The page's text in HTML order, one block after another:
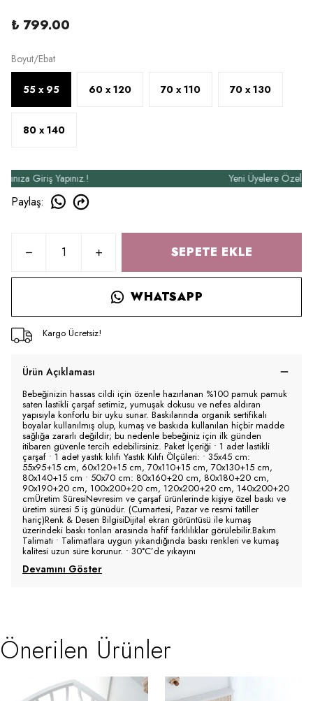
₺ 799.00
Boyut/Ebat
55 x 95 60 x 120 70 x 110 70 x 130
80 x 140
Giriş Yapınız.! Yeni Üyelere Özel 50₺
Paylaş:
SEPETE EKLE
WHATSAPP
Kargo Ücretsiz!
Ürün Açıklaması
Bebeğinizin hassas cildi için özenle hazırlanan %100 pamuk pamuk
saten lastikli çarşaf setimiz, yumuşak dokusu ve nefes aldıran
yapısıyla konforlu bir uyku sunar. Baskılarında organik sertifikalı
boyalar kullanılmış olup, kumaş ve baskıda kullanılan hiçbir madde
sağlığa zararlı değildir; bu nedenle bebeğiniz için ilk günden
itibaren güvenle tercih edebilirsiniz. Paket İçeriği • 1 adet lastikli
çarşaf • 1 adet yastık kılıfı Yastık Kılıfı Ölçüleri: • 35x45 cm:
55x95+15 cm, 60x120+15 cm, 70x110+15 cm, 70x130+15 cm,
80x140+15 cm • 50x70 cm: 80x160+20 cm, 80x180+20 cm,
90x190+20 cm, 100x200+20 cm, 120x200+20 cm, 140x200+20
cmÜretim SüresiNevresim ve çarşaf ürünlerinde kişiye özel baskı ve
üretim süresi 5 iş günüdür. (Cumartesi, Pazar ve resmi tatiller
hariç)Renk & Desen BilgisiDijital ekran görüntüsü ile kumaş
üzerindeki baskı tonları arasında hafif farklılıklar görülebilir.Bakım
Talimatı • Talimatlara uygun yıkandığında baskı renkleri ve kumaş
kalitesi uzun süre korunur. • 30°C’de yıkayını
Devamını Göster
Önerilen Ürünler